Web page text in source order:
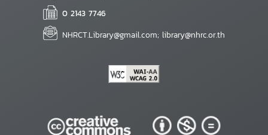
0 2143 7746
NHRCT.Library@gmail.com; library@nhrc.or.th